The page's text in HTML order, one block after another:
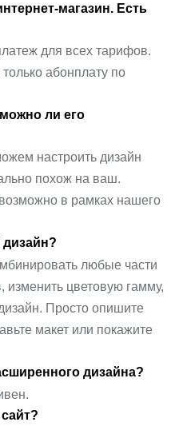
магазин. Есть
для всех тарифов.
абонплату по
ли его
настроить дизайн
похож на ваш.
в рамках нашего
любые части
цветовую гамму,
Просто опишите
макет или покажите
дизайна?